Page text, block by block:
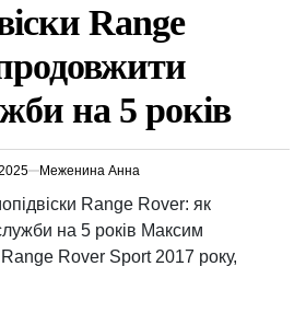
Range
на 5 років
Меженина Анна
Range Rover: як
на 5 років Максим
Rover Sport 2017 року,